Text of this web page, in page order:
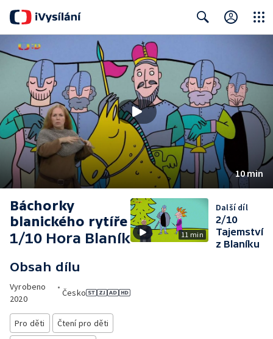
10 min
Báchorky
blanického rytíře
1/10 Hora Blaník
Obsah dílu
Vyrobeno
2020
•
Česko
Pro děti
Čtení pro děti
11 min
Další díl
2/10
Tajemství
z Blaníku